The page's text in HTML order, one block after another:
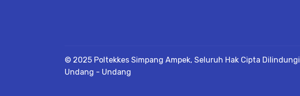
© 2025 Poltekkes Simpang Ampek, Seluruh Hak Cipta Dilindungi
Undang - Undang